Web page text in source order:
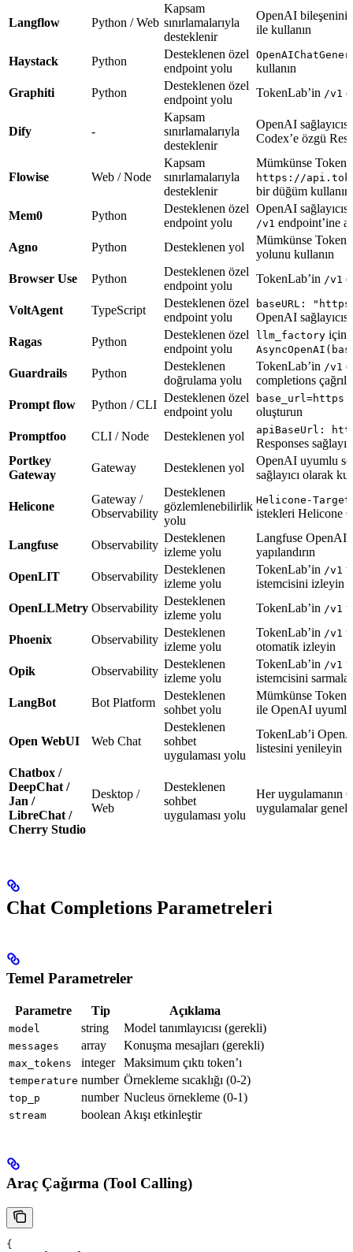
Langflow Python / Web
Kapsam
sınırlamalarıyla
desteklenir
OpenAI
ile kullanın
Haystack Python
Desteklenen özel
endpoint yolu
kullanın
Graphiti
Python
Desteklenen özel
endpoint yolu
TokenLab’in /v1
Dify -
Kapsam
sınırlamalarıyla
desteklenir
OpenAI
Codex’e özgü
Flowise Web / Node
Kapsam
sınırlamalarıyla
desteklenir
Mümkünse
https://
bir düğüm kullanın
Mem0
Python
Desteklenen özel
endpoint yolu
OpenAI
/v1 endpoint’ine
Agno
Python Desteklenen yol
Mümkünse
yolunu kullanın
Browser Use
Python
Desteklenen özel
endpoint yolu
TokenLab’in /v1
VoltAgent TypeScript
Desteklenen özel
endpoint yolu
baseURL:
OpenAI
Ragas
Python
Desteklenen özel
endpoint yolu
llm_factory içine
Guardrails Python
Desteklenen
doğrulama yolu
TokenLab’in /v1
completions
Prompt flow
Python / CLI
Desteklenen özel
endpoint yolu
oluşturun
Promptfoo
CLI / Node Desteklenen yol apiBaseUrl:
Responses
Portkey
Gateway
Gateway Desteklenen yol
OpenAI uyumlu
sağlayıcı olarak
Helicone
Gateway /
Observability
Desteklenen
gözlemlenebilirlik
yolu
Helicone-
istekleri Helicone
Langfuse Observability
Desteklenen
izleme yolu
Langfuse OpenAI
yapılandırın
OpenLIT
Observability
Desteklenen
izleme yolu
TokenLab’in /v1
istemcisini izleyin
OpenLLMetry Observability
Desteklenen
izleme yolu
TokenLab’in /v1
Phoenix Observability
Desteklenen
izleme yolu
TokenLab’in /v1
otomatik izleyin
Opik
Observability
Desteklenen
izleme yolu
TokenLab’in /v1
istemcisini
LangBot
Bot Platform
Desteklenen
sohbet yolu
Mümkünse
ile OpenAI uyumlu
Open WebUI Web Chat
Desteklenen
sohbet
uygulaması yolu
TokenLab’i
listesini yenileyin
Chatbox /
DeepChat /
Jan /
LibreChat /
Cherry Studio
Desktop /
Web
Desteklenen
sohbet
uygulaması yolu
Her uygulamanın
uygulamalar
Chat Completions Parametreleri
Temel Parametreler
Parametre Tip Açıklama
model string Model tanımlayıcısı (gerekli)
messages array Konuşma mesajları (gerekli)
max_tokens integer Maksimum çıktı token’ı
temperature number Örnekleme sıcaklığı (0-2)
top_p number Nucleus örnekleme (0-1)
stream boolean Akışı etkinleştir
Araç Çağırma (Tool Calling)
{